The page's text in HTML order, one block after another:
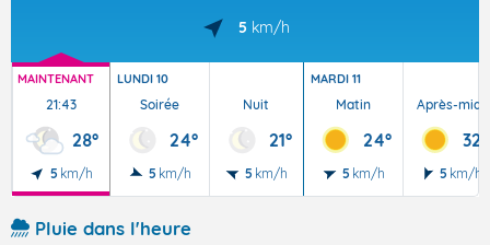
5 km/h
MAINTENANT
21:43
28°
5 km/h
LUNDI 10
Soirée
24°
5 km/h
Nuit
21°
5 km/h
MARDI 11
Matin
24°
5 km/h
Après-midi
32°
5 km/h
Pluie dans l'heure